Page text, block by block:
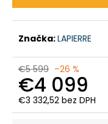
Značka:LAPIERRE
€5 599 –26 %
€4 099
€3 332,52 bez DPH
Jednotková
ú
č
a
m
e
CTM
AREON